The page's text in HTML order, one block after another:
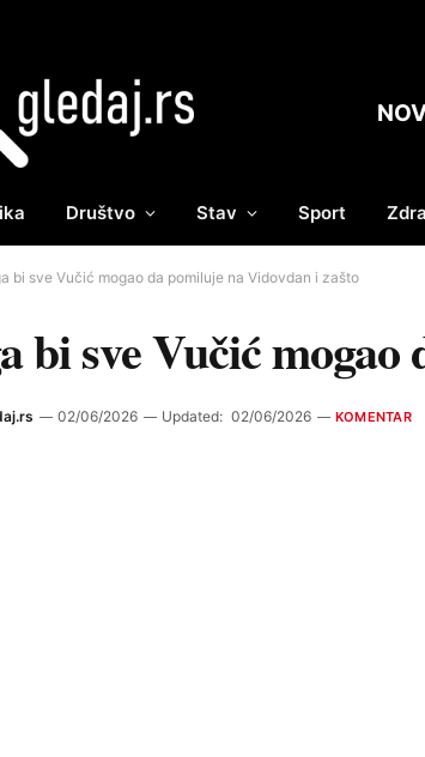
Društvo Stav Sport
bi sve Vučić mogao da pomiluje na Vidovdan i zašto
bi sve Vučić
02/06/2026 Updated: 02/06/2026 KOMENTAR